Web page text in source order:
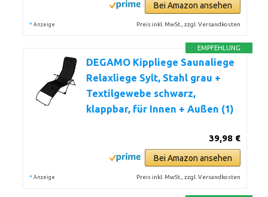
Bei Amazon ansehen
* Anzeige Preis inkl. MwSt., zzgl. Versandkosten
EMPFEHLUNG
DEGAMO Kippliege Saunaliege
Relaxliege Sylt, Stahl grau +
Textilgewebe schwarz,
klappbar, für Innen + Außen (1)
39,98 €
Bei Amazon ansehen
* Anzeige Preis inkl. MwSt., zzgl. Versandkosten